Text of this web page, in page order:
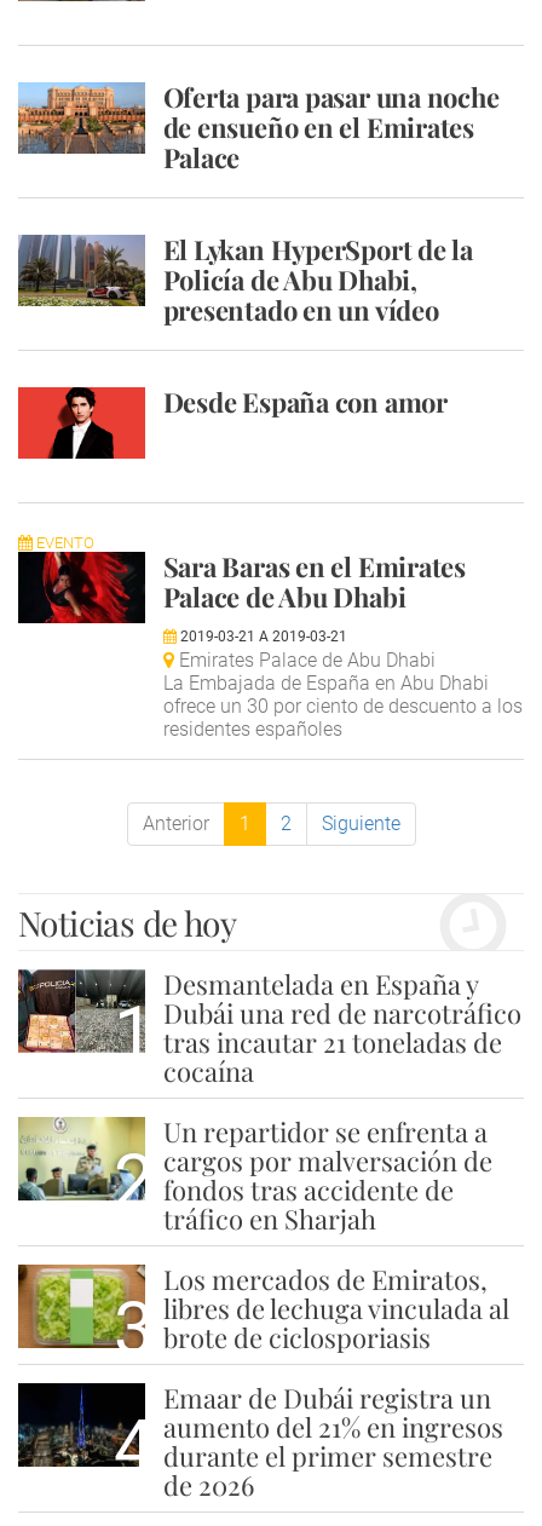
Oferta para pasar una noche
de ensueño en el Emirates
Palace
El Lykan HyperSport de la
Policía de Abu Dhabi,
presentado en un vídeo
Desde España con amor
EVENTO
Sara Baras en el Emirates
Palace de Abu Dhabi
2019-03-21 A 2019-03-21
Emirates Palace de Abu Dhabi
La Embajada de España en Abu Dhabi
ofrece un 30 por ciento de descuento a los
residentes españoles
Anterior 1 2 Siguiente
Noticias de hoy
1
Desmantelada en España y
Dubái una red de narcotráfico
tras incautar 21 toneladas de
cocaína
2
Un repartidor se enfrenta a
cargos por malversación de
fondos tras accidente de
tráfico en Sharjah
3
Los mercados de Emiratos,
libres de lechuga vinculada al
brote de ciclosporiasis
4
Emaar de Dubái registra un
aumento del 21% en ingresos
durante el primer semestre
de 2026